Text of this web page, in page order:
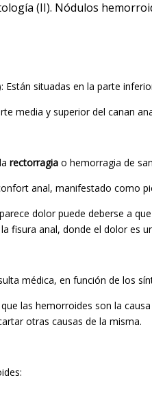
(II). Nódulos
Están situadas en la parte
media y superior del canan
rectorragia o hemorragia de
anal, manifestado como
dolor puede deberse a
fisura anal, donde el dolor es
médica, en función de los
las hemorroides son la
otras causas de la misma.